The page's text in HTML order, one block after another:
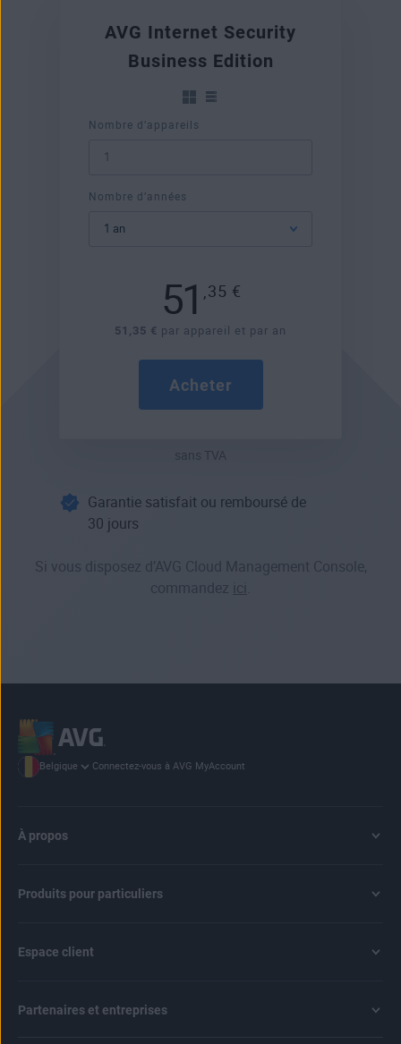
AVG Internet Security
Business Edition
Nombre d’appareils
Nombre d’années
51 ,35 €
51,35 € par appareil et par an
Acheter
sans TVA
Garantie satisfait ou remboursé de
30 jours
Si vous disposez d’AVG Cloud Management Console,
commandez ici
Belgique Connectez-vous à AVG MyAccount
À propos
Produits pour particuliers
Espace client
Partenaires et entreprises